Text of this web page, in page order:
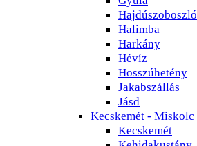
Hajdúszoboszló
Halimba
Harkány
Hévíz
Hosszúhetény
Jakabszállás
Jásd
Kecskemét - Miskolc
Kecskemét